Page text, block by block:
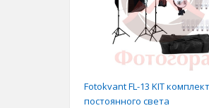
Fotokvant FL-13 KIT комплект
постоянного света